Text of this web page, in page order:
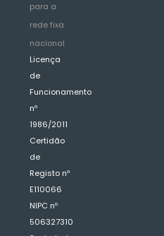
para a
rede fixa
nacional
Licença
de
Funcionamento
nº
1986/2011
Certidão
de
Registo nº
E110066
NIPC nº
506327310